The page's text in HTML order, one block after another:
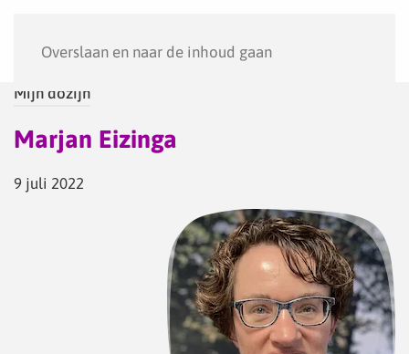
Overslaan en naar de inhoud gaan
Mijn dozijn
Marjan Eizinga
9 juli 2022